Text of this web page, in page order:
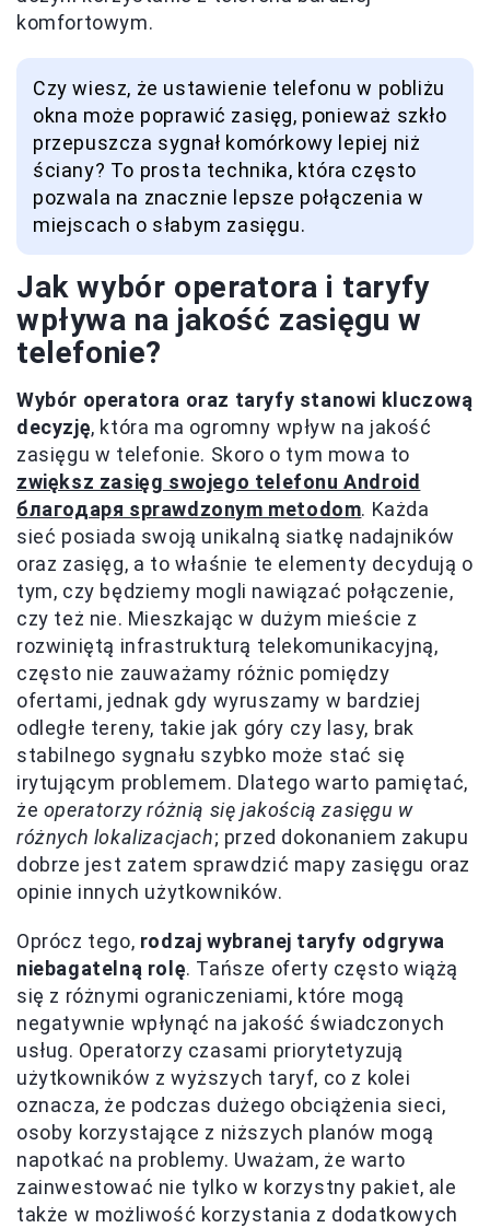
komfortowym.
Czy wiesz, że ustawienie telefonu w pobliżu
okna może poprawić zasięg, ponieważ szkło
przepuszcza sygnał komórkowy lepiej niż
ściany? To prosta technika, która często
pozwala na znacznie lepsze połączenia w
miejscach o słabym zasięgu.
Jak wybór operatora i taryfy
wpływa na jakość zasięgu w
telefonie?
Wybór operatora oraz taryfy stanowi kluczową
decyzję, która ma ogromny wpływ na jakość
zasięgu w telefonie. Skoro o tym mowa to
zwiększ zasięg swojego telefonu Android
благодаря sprawdzonym metodom. Każda
sieć posiada swoją unikalną siatkę nadajników
oraz zasięg, a to właśnie te elementy decydują o
tym, czy będziemy mogli nawiązać połączenie,
czy też nie. Mieszkając w dużym mieście z
rozwiniętą infrastrukturą telekomunikacyjną,
często nie zauważamy różnic pomiędzy
ofertami, jednak gdy wyruszamy w bardziej
odległe tereny, takie jak góry czy lasy, brak
stabilnego sygnału szybko może stać się
irytującym problemem. Dlatego warto pamiętać,
że operatorzy różnią się jakością zasięgu w
różnych lokalizacjach; przed dokonaniem zakupu
dobrze jest zatem sprawdzić mapy zasięgu oraz
opinie innych użytkowników.
Oprócz tego, rodzaj wybranej taryfy odgrywa
niebagatelną rolę. Tańsze oferty często wiążą
się z różnymi ograniczeniami, które mogą
negatywnie wpłynąć na jakość świadczonych
usług. Operatorzy czasami priorytetyzują
użytkowników z wyższych taryf, co z kolei
oznacza, że podczas dużego obciążenia sieci,
osoby korzystające z niższych planów mogą
napotkać na problemy. Uważam, że warto
zainwestować nie tylko w korzystny pakiet, ale
także w możliwość korzystania z dodatkowych